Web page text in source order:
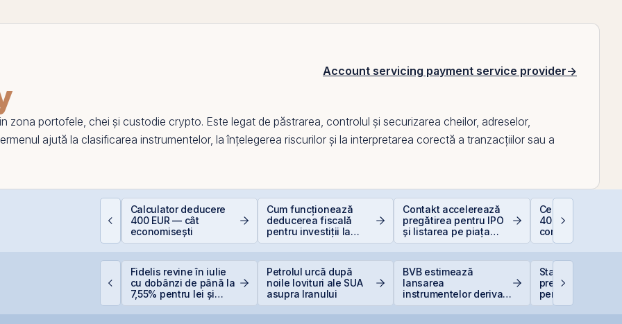
Account servicing payment service provider→
zona portofele, chei și custodie crypto. Este legat de păstrarea, controlul și securizarea cheilor, adreselor,
ajută la clasificarea instrumentelor, la înțelegerea riscurilor și la interpretarea corectă a tranzacțiilor sau a
Calculator deducere
400 EUR — cât
economisești
Cum funcționează
deducerea fiscală
pentru investiții la
bursă
Contakt accelerează
pregătirea pentru IPO
și listarea pe piața
AeRO a BVB
Ce este
400 EUR — Ghid
complet
Fidelis revine în iulie
cu dobânzi de până la
7,55% pentru lei și
Petrolul urcă după
noile lovituri ale SUA
asupra Iranului
BVB estimează
lansarea
instrumentelor derivate
Statul român
pregătește
pentru achiziția
gazelor Neptun